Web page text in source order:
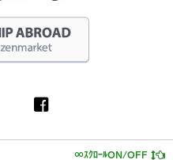
∞ｽｸﾛｰﾙON/OFF